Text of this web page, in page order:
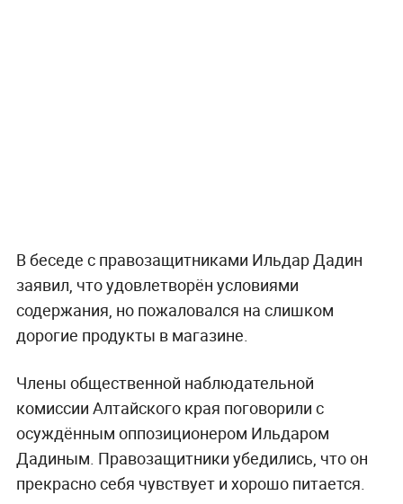
В беседе с правозащитниками Ильдар Дадин
заявил, что удовлетворён условиями
содержания, но пожаловался на слишком
дорогие продукты в магазине.
Члены общественной наблюдательной
комиссии Алтайского края поговорили с
осуждённым оппозиционером Ильдаром
Дадиным. Правозащитники убедились, что он
прекрасно себя чувствует и хорошо питается.